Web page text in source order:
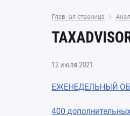
Главная страница
12 июля 2021
ЕЖЕНЕДЕЛЬНЫЙ
400